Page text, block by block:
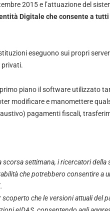
2015 e l’attuazione del
Digitale che consente a
eseguono sui propri
privati.
piano il software utilizzato
modificare e manomettere
pagamenti fiscali,
settimana, i ricercatori della
che potrebbero consentire a
scoperto che le versioni attuali del